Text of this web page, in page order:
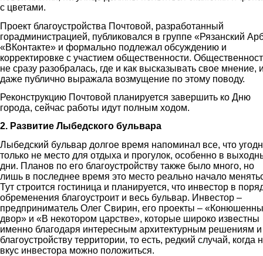
с цветами.
Проект благоустройства Почтовой, разработанный
горадминистрацией, публиковался в группе «Рязанский
«ВКонтакте» и формально подлежал обсуждению и
корректировке с участием общественности.
не сразу разобралась, где и как высказывать свое мнение,
даже публично выражала возмущение по этому поводу.
Реконструкцию Почтовой планируется завершить ко Дню
города, сейчас работы идут полным ходом.
2. Развитие Лыбедского бульвара
Лыбедский бульвар долгое время напоминал все, что
только не место для отдыха и прогулок, особенно в
дни. Планов по его благоустройству также было много, но
лишь в последнее время это место реально начало
Тут строится гостиница и планируется, что инвестор в
обременения благоустроит и весь бульвар. Инвестор –
предприниматель Олег Свирин, его проекты –
двор» и «В некотором царстве», которые широко известны
именно благодаря интересным архитектурным решениям и
благоустройству территории, то есть, редкий случай, когда
вкус инвестора можно положиться.